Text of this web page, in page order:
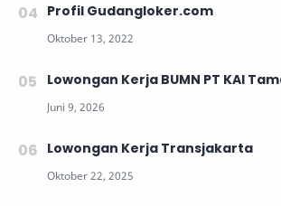
Profil Gudangloker.com
Lowongan Kerja BUMN PT KAI
Lowongan Kerja Transjakarta